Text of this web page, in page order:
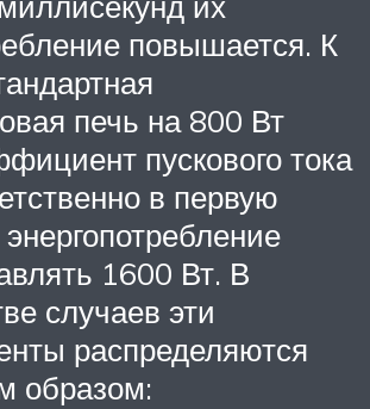
повышается. К
печь на 800 Вт
пускового тока
в первую
1600 Вт. В
случаев эти
распределяются
образом: